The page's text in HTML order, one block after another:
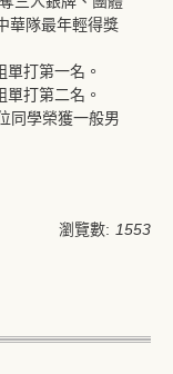
華隊最年輕得獎
打第一名。
打第二名。
同學榮獲一般男
瀏覽數: 1553